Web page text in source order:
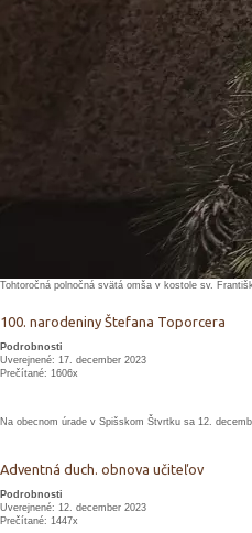
Tohtoročná polnočná svätá omša v kostole sv.
100. narodeniny Štefana Toporcera
Podrobnosti
Uverejnené: 17. december 2023
Prečítané: 1606x
Na obecnom úrade v Spišskom Štvrtku sa 12.
Adventná duch. obnova učiteľov
Podrobnosti
Uverejnené: 12. december 2023
Prečítané: 1447x